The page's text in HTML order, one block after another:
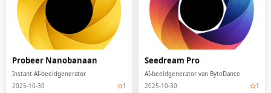
Probeer Nanobanaan
Instant AI-beeldgenerator
2025-10-30
1
Seedream Pro
AI-beeldgenerator van ByteDance
2025-10-30
1